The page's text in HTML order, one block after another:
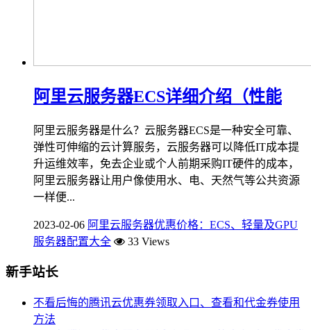
阿里云服务器ECS详细介绍（性能
阿里云服务器是什么？云服务器ECS是一种安全可靠、
弹性可伸缩的云计算服务，云服务器可以降低IT成本提
升运维效率，免去企业或个人前期采购IT硬件的成本，
阿里云服务器让用户像使用水、电、天然气等公共资源
一样便...
2023-02-06 阿里云服务器优惠价格：ECS、轻量及GPU
服务器配置大全
33 Views
新手站长
不看后悔的腾讯云优惠券领取入口、查看和代金券使用
方法